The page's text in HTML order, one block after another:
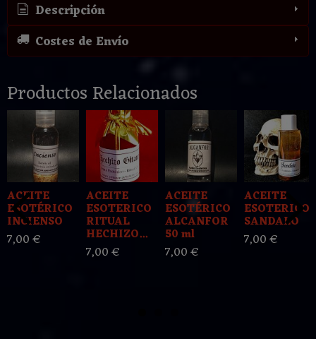
Descripción
Costes de Envío
Productos Relacionados
ACEITE
ESOTÉRICO
INCIENSO
7,00 €
ACEITE
ESOTERICO
RITUAL
HECHIZO...
7,00 €
ACEITE
ESOTÉRICO
ALCANFOR
50 ml
7,00 €
ACEITE
ESOTERICO
SANDALO
7,00 €